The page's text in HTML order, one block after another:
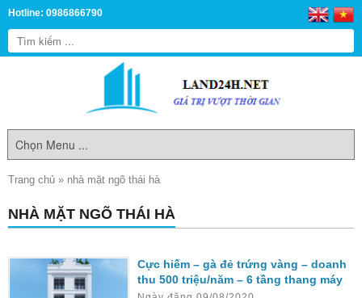
Hotline: 0986866790
Trang chủ » nhà mặt ngõ thái hà
NHÀ MẶT NGÕ THÁI HÀ
Cực hiếm – gà đẻ trứng vàng – doanh
thu 500 triệu/năm – 6 tầng thang máy